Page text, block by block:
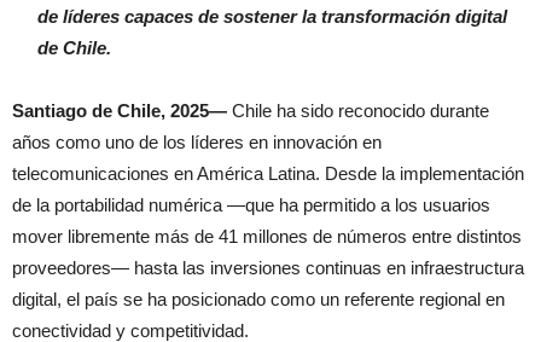
de líderes capaces de sostener la transformación digital
de Chile.
Santiago de Chile, 2025— Chile ha sido reconocido durante
años como uno de los líderes en innovación en
telecomunicaciones en América Latina. Desde la implementación
de la portabilidad numérica —que ha permitido a los usuarios
mover libremente más de 41 millones de números entre distintos
proveedores— hasta las inversiones continuas en infraestructura
digital, el país se ha posicionado como un referente regional en
conectividad y competitividad.